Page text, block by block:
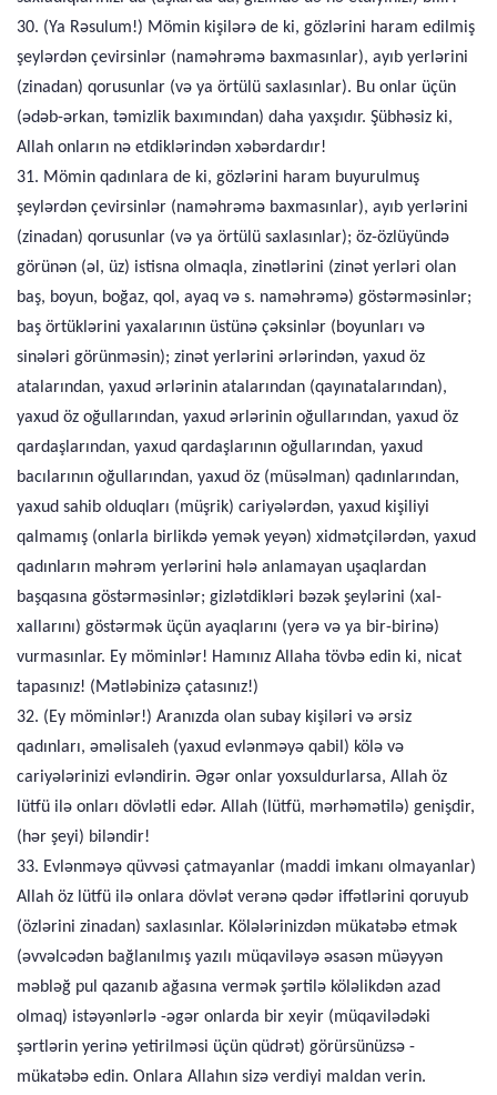
30. (Ya Rəsulum!) Mömin kişilərə de ki, gözlərini haram edilmiş
şeylərdən çevirsinlər (naməhrəmə baxmasınlar), ayıb yerlərini
(zinadan) qorusunlar (və ya örtülü saxlasınlar). Bu onlar üçün
(ədəb-ərkan, təmizlik baxımından) daha yaxşıdır. Şübhəsiz ki,
Allah onların nə etdiklərindən xəbərdardır!
31. Mömin qadınlara de ki, gözlərini haram buyurulmuş
şeylərdən çevirsinlər (naməhrəmə baxmasınlar), ayıb yerlərini
(zinadan) qorusunlar (və ya örtülü saxlasınlar); öz-özlüyündə
görünən (əl, üz) istisna olmaqla, zinətlərini (zinət yerləri olan
baş, boyun, boğaz, qol, ayaq və s. naməhrəmə) göstərməsinlər;
baş örtüklərini yaxalarının üstünə çəksinlər (boyunları və
sinələri görünməsin); zinət yerlərini ərlərindən, yaxud öz
atalarından, yaxud ərlərinin atalarından (qayınatalarından),
yaxud öz oğullarından, yaxud ərlərinin oğullarından, yaxud öz
qardaşlarından, yaxud qardaşlarının oğullarından, yaxud
bacılarının oğullarından, yaxud öz (müsəlman) qadınlarından,
yaxud sahib olduqları (müşrik) cariyələrdən, yaxud kişiliyi
qalmamış (onlarla birlikdə yemək yeyən) xidmətçilərdən, yaxud
qadınların məhrəm yerlərini hələ anlamayan uşaqlardan
başqasına göstərməsinlər; gizlətdikləri bəzək şeylərini (xal-
xallarını) göstərmək üçün ayaqlarını (yerə və ya bir-birinə)
vurmasınlar. Ey möminlər! Hamınız Allaha tövbə edin ki, nicat
tapasınız! (Mətləbinizə çatasınız!)
32. (Ey möminlər!) Aranızda olan subay kişiləri və ərsiz
qadınları, əməlisaleh (yaxud evlənməyə qabil) kölə və
cariyələrinizi evləndirin. Əgər onlar yoxsuldurlarsa, Allah öz
lütfü ilə onları dövlətli edər. Allah (lütfü, mərhəmətilə) genişdir,
(hər şeyi) biləndir!
33. Evlənməyə qüvvəsi çatmayanlar (maddi imkanı olmayanlar)
Allah öz lütfü ilə onlara dövlət verənə qədər iffətlərini qoruyub
(özlərini zinadan) saxlasınlar. Kölələrinizdən mükatəbə etmək
(əvvəlcədən bağlanılmış yazılı müqaviləyə əsasən müəyyən
məbləğ pul qazanıb ağasına vermək şərtilə köləlikdən azad
olmaq) istəyənlərlə -əgər onlarda bir xeyir (müqavilədəki
şərtlərin yerinə yetirilməsi üçün qüdrət) görürsünüzsə -
mükatəbə edin. Onlara Allahın sizə verdiyi maldan verin.